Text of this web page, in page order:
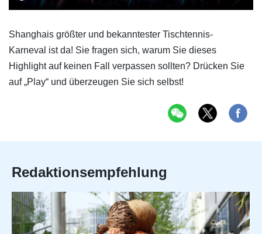
Shanghais größter und bekanntester Tischtennis-
Karneval ist da! Sie fragen sich, warum Sie dieses
Highlight auf keinen Fall verpassen sollten? Drücken Sie
auf „Play“ und überzeugen Sie sich selbst!
Redaktionsempfehlung